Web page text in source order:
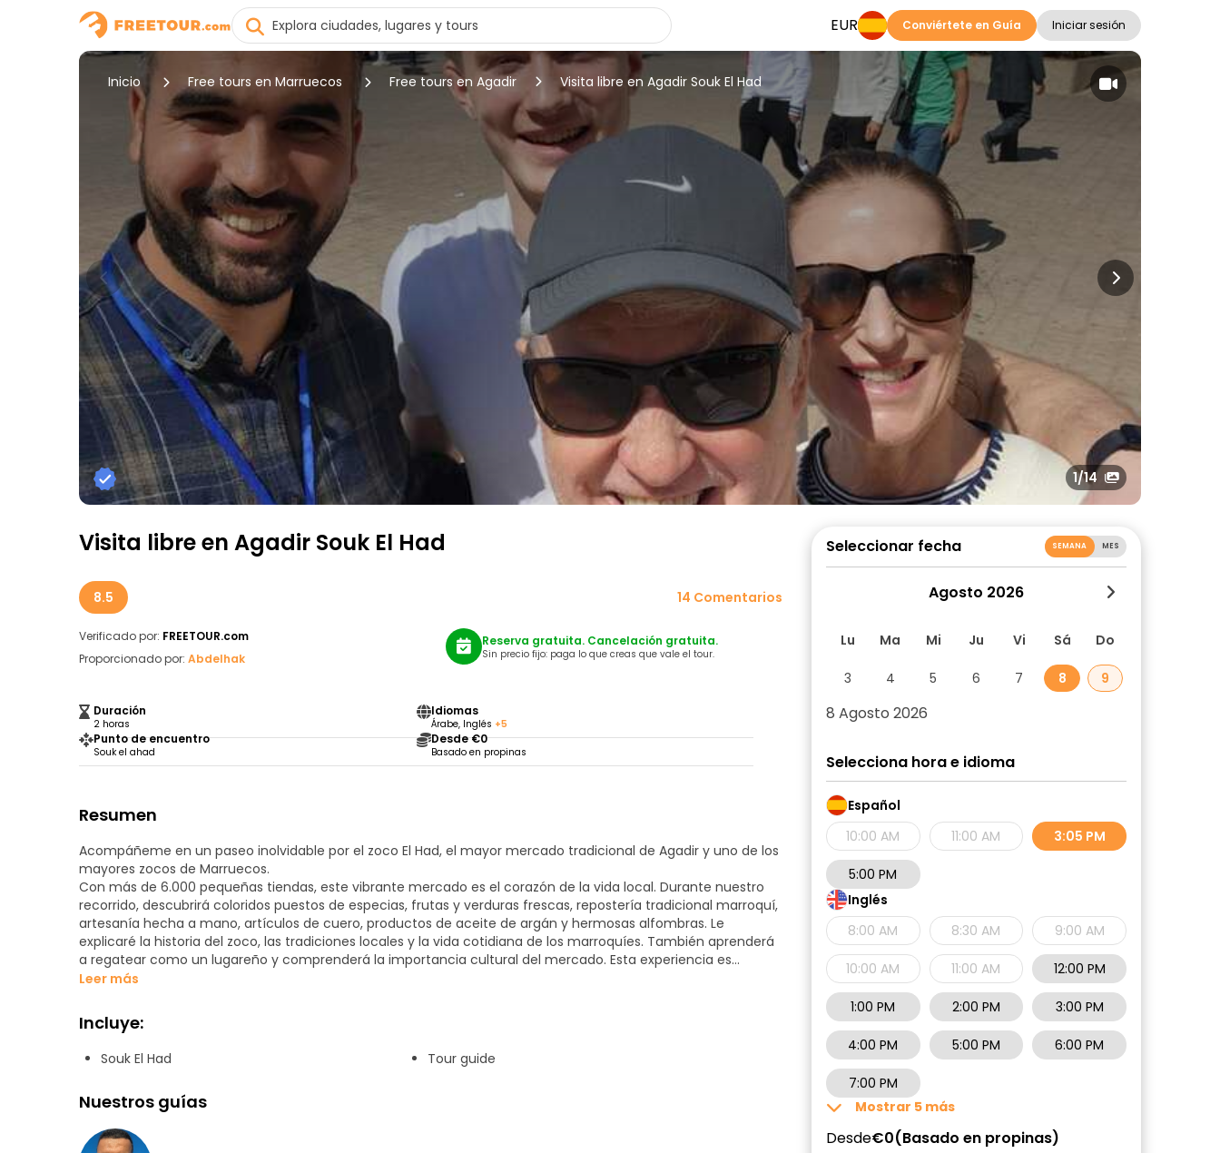
EUR Conviértete en Guía Iniciar sesión
Inicio Free tours en Marruecos Free tours en Agadir Visita libre en Agadir Souk El Had
1/14
Visita libre en Agadir Souk El Had
8.5 14 Comentarios
Verificado por: FREETOUR.com
Proporcionado por: Abdelhak
Duración
2 horas
Idiomas
Árabe, Inglés +5
Punto de encuentro
Souk el ahad
Desde €0
Basado en propinas
Reserva gratuita. Cancelación gratuita.
Sin precio fijo: paga lo que creas que vale el tour.
Resumen
Acompáñeme en un paseo inolvidable por el zoco El Had, el mayor mercado tradicional de Agadir y uno de los
mayores zocos de Marruecos.
Con más de 6.000 pequeñas tiendas, este vibrante mercado es el corazón de la vida local. Durante nuestro
recorrido, descubrirá coloridos puestos de especias, frutas y verduras frescas, repostería tradicional marroquí,
artesanía hecha a mano, artículos de cuero, productos de aceite de argán y hermosas alfombras. Le
explicaré la historia del zoco, las tradiciones locales y la vida cotidiana de los marroquíes. También aprenderá
a regatear como un lugareño y comprenderá la importancia cultural del mercado. Esta experiencia es
perfecta para los visitantes que deseen:
Sentir el auténtico ambiente marroquí
Probar productos locales
Comprar recuerdos auténticos
Hacer fotos increíbles
El recorrido es relajado, interactivo y lleno de historias sobre Agadir y sus gentes.
Leer más
Incluye:
Souk El Had Tour guide
Nuestros guías
Seleccionar fecha SEMANA MES
Agosto 2026
Lu Ma Mi Ju Vi Sá Do
3 4 5 6 7 8 9
8 Agosto 2026
Selecciona hora e idioma
Español
10:00 AM
11:00 AM 3:05 PM
5:00 PM
Inglés
8:00 AM
8:30 AM 9:00 AM
10:00 AM 11:00 AM 12:00 PM
1:00 PM 2:00 PM 3:00 PM
4:00 PM 5:00 PM 6:00 PM
7:00 PM
Mostrar 5 más
Desde€0 Basado en propinas